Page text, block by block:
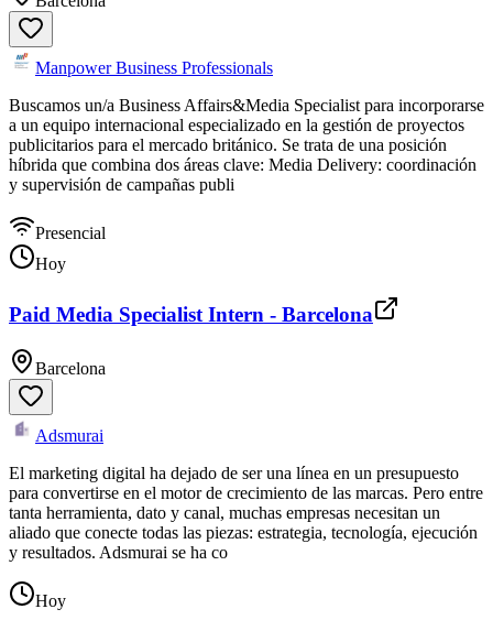
Manpower Business Professionals
Buscamos un/a Business Affairs&Media Specialist para incorporarse
a un equipo internacional especializado en la gestión de proyectos
publicitarios para el mercado británico. Se trata de una posición
híbrida que combina dos áreas clave: Media Delivery: coordinación
y supervisión de campañas publi
Presencial
Hoy
Paid Media Specialist Intern - Barcelona
Barcelona
Adsmurai
El marketing digital ha dejado de ser una línea en un presupuesto
para convertirse en el motor de crecimiento de las marcas. Pero entre
tanta herramienta, dato y canal, muchas empresas necesitan un
aliado que conecte todas las piezas: estrategia, tecnología, ejecución
y resultados. Adsmurai se ha co
Hoy